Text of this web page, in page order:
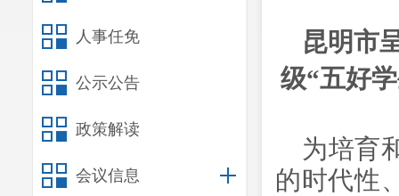
人事任免
公示公告
政策解读
会议信息
昆明市
级“五好
为培育
的时代性